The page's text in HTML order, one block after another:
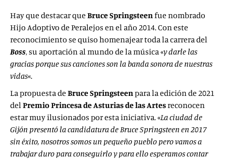
Hay que destacar que Bruce Springsteenfue nombrado
Hijo Adoptivo de Peralejos en el año 2014. Con este
reconocimiento se quiso homenajear toda la carrera del
Boss, su aportación al mundo de la música «y darle las
gracias porque sus canciones son la banda sonora de nuestras
vidas«.
La propuesta de Bruce Springsteenpara la edición de 2021
delPremioPrincesa de Asturias de las Artesreconocen
estar muy ilusionados por esta iniciativa. «La ciudad de
Gijón presentó la candidatura de Bruce Springsteen en 2017
sin éxito, nosotros somos un pequeño pueblo pero vamos a
trabajar duro para conseguirlo y para ello esperamos contar